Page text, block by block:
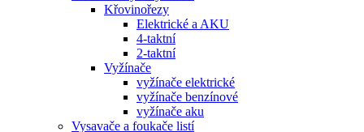
Křovinořezy
Elektrické a AKU
4-taktní
2-taktní
Vyžínače
vyžínače elektrické
vyžínače benzínové
vyžínače aku
Vysavače a foukače listí